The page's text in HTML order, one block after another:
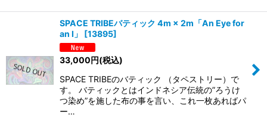
SPACE TRIBEバティック 4m × 2m「An Eye for
an I」
[13895]
33,000円(税込)
SPACE TRIBEのバティック （タペストリー）で
す。 バティックとはインドネシア伝統の”ろうけ
つ染め”を施した布の事を言い、これ一枚あればパ
ー…